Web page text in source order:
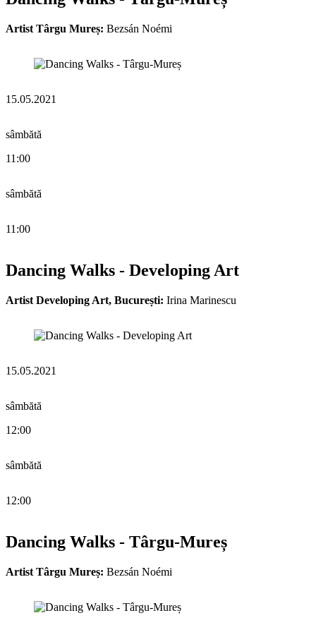
Artist Târgu Mureș: Bezsán Noémi
15.05.2021
sâmbătă
11:00
sâmbătă
11:00
Dancing Walks - Developing Art
Artist Developing Art, București: Irina Marinescu
15.05.2021
sâmbătă
12:00
sâmbătă
12:00
Dancing Walks - Târgu-Mureș
Artist Târgu Mureș: Bezsán Noémi